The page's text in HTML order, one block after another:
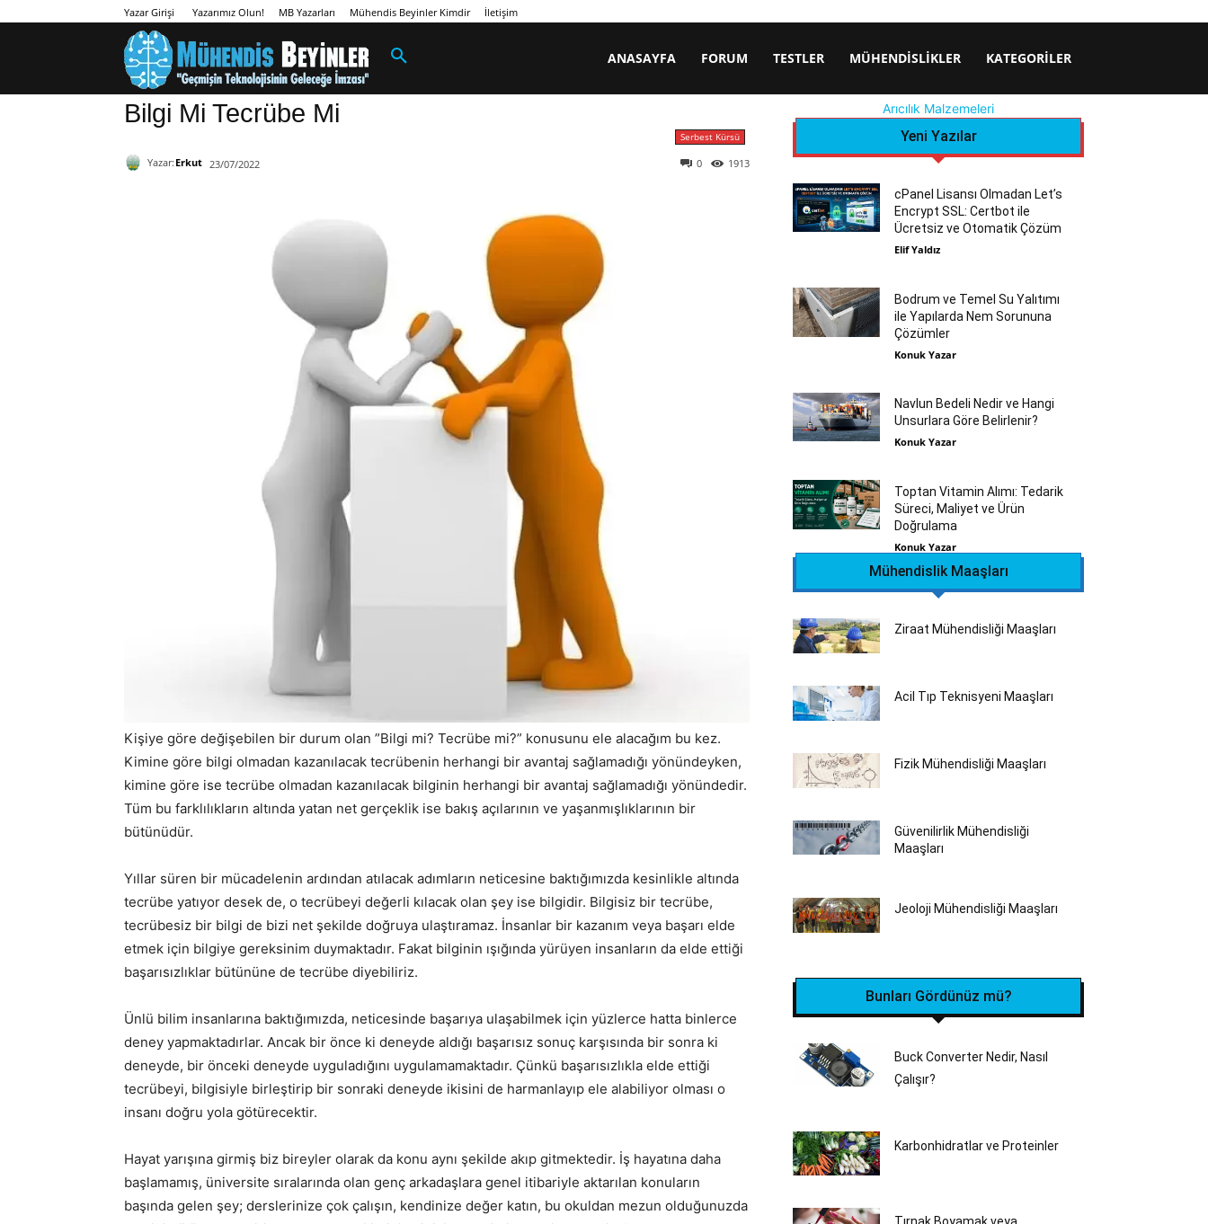
Yazar Girişi Yazarımız Olun! MB Yazarları Mühendis Beyinler Kimdir İletişim
ANASAYFA FORUM TESTLER MÜHENDISLIKLER KATEGORILER
Bilgi Mi Tecrübe Mi
Serbest Kürsü
Yazar: Erkut 23/07/2022 1913
0
Kişiye göre değişebilen bir durum olan ”Bilgi mi? Tecrübe mi?” konusunu ele alacağım bu kez.
Kimine göre bilgi olmadan kazanılacak tecrübenin herhangi bir avantaj sağlamadığı yönündeyken,
kimine göre ise tecrübe olmadan kazanılacak bilginin herhangi bir avantaj sağlamadığı yönündedir.
Tüm bu farklılıkların altında yatan net gerçeklik ise bakış açılarının ve yaşanmışlıklarının bir
bütünüdür.
Yıllar süren bir mücadelenin ardından atılacak adımların neticesine baktığımızda kesinlikle altında
tecrübe yatıyor desek de, o tecrübeyi değerli kılacak olan şey ise bilgidir. Bilgisiz bir tecrübe,
tecrübesiz bir bilgi de bizi net şekilde doğruya ulaştıramaz. İnsanlar bir kazanım veya başarı elde
etmek için bilgiye gereksinim duymaktadır. Fakat bilginin ışığında yürüyen insanların da elde ettiği
başarısızlıklar bütününe de tecrübe diyebiliriz.
Ünlü bilim insanlarına baktığımızda, neticesinde başarıya ulaşabilmek için yüzlerce hatta binlerce
deney yapmaktadırlar. Ancak bir önce ki deneyde aldığı başarısız sonuç karşısında bir sonra ki
deneyde, bir önceki deneyde uyguladığını uygulamamaktadır. Çünkü başarısızlıkla elde ettiği
tecrübeyi, bilgisiyle birleştirip bir sonraki deneyde ikisini de harmanlayıp ele alabiliyor olması o
insanı doğru yola götürecektir.
Hayat yarışına girmiş biz bireyler olarak da konu aynı şekilde akıp gitmektedir. İş hayatına daha
başlamamış, üniversite sıralarında olan genç arkadaşlara genel itibariyle aktarılan konuların
başında gelen şey; derslerinize çok çalışın, kendinize değer katın, bu okuldan mezun olduğunuzda
Arıcılık Malzemeleri
Yeni Yazılar
cPanel Lisansı Olmadan Let’s
Encrypt SSL: Certbot ile
Ücretsiz ve Otomatik Çözüm
Elif Yaldız
Bodrum ve Temel Su Yalıtımı
ile Yapılarda Nem Sorununa
Çözümler
Konuk Yazar
Navlun Bedeli Nedir ve Hangi
Unsurlara Göre Belirlenir?
Konuk Yazar
Toptan Vitamin Alımı: Tedarik
Süreci, Maliyet ve Ürün
Doğrulama
Konuk Yazar
Mühendislik Maaşları
Ziraat Mühendisliği Maaşları
Acil Tıp Teknisyeni Maaşları
Fizik Mühendisliği Maaşları
Güvenilirlik Mühendisliği
Maaşları
Jeoloji Mühendisliği Maaşları
Bunları Gördünüz mü?
Buck Converter Nedir, Nasıl
Çalışır?
Karbonhidratlar ve Proteinler